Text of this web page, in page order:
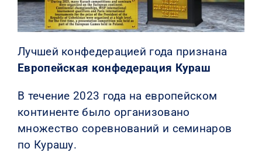
Лучшей конфедерацией года признана
Европейская конфедерация Кураш
В течение 2023 года на европейском
континенте было организовано
множество соревнований и семинаров
по Курашу.